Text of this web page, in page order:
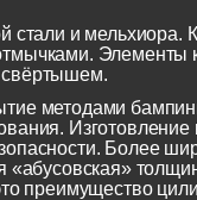
стали и
Элементы
методами
Более
преимущество